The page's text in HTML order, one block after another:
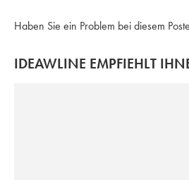
Haben Sie ein Problem bei diesem
IDEAWLINE EMPFIEHLT